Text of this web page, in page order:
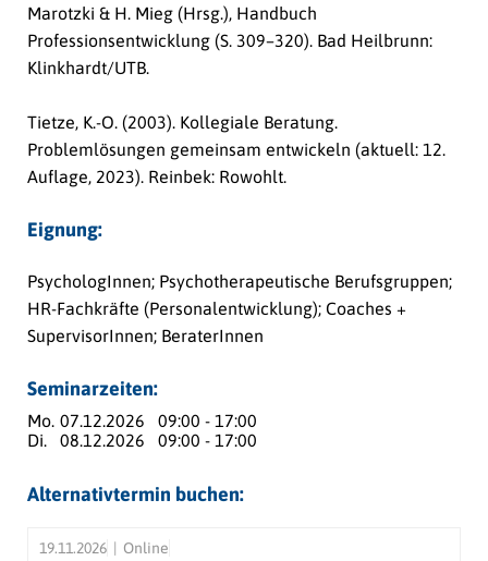
Marotzki & H. Mieg (Hrsg.), Handbuch
Professionsentwicklung (S. 309–320). Bad Heilbrunn:
Klinkhardt/UTB.
Tietze, K.-O. (2003). Kollegiale Beratung.
Problemlösungen gemeinsam entwickeln (aktuell: 12.
Auflage, 2023). Reinbek: Rowohlt.
Eignung:
PsychologInnen; Psychotherapeutische Berufsgruppen;
HR-Fachkräfte (Personalentwicklung); Coaches +
SupervisorInnen; BeraterInnen
Seminarzeiten:
Mo. 07.12.2026
09:00 - 17:00
Di.
08.12.2026 09:00 - 17:00
Alternativtermin buchen:
Online
19.11.2026